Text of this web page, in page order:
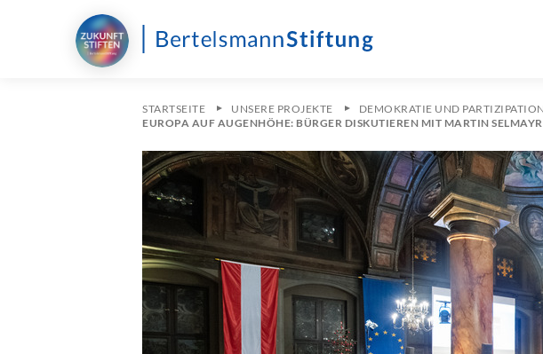
STARTSEITE UNSERE PROJEKTE DEMOKRATIE UND
EUROPA AUF AUGENHÖHE: BÜRGER DISKUTIEREN MIT MARTIN